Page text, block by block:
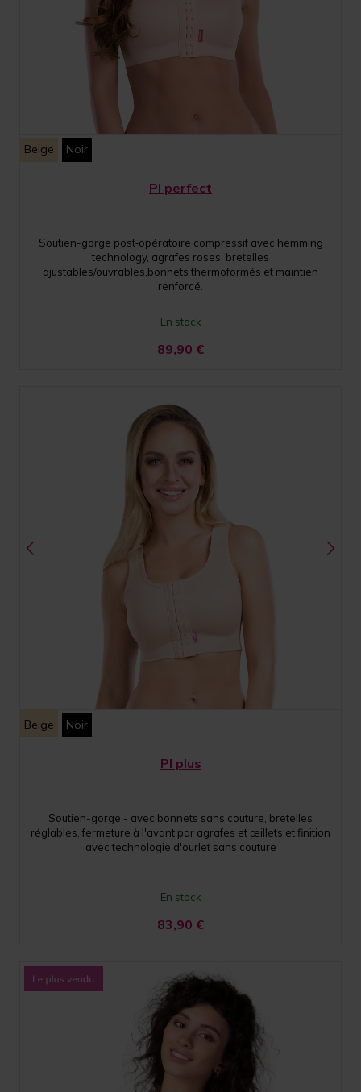
Beige Noir
PI perfect
Soutien-gorge post‑opératoire compressif avec hemming
technology, agrafes roses, bretelles
ajustables/ouvrables,bonnets thermoformés et maintien
renforcé.
En stock
89,90 €
Beige Noir
PI plus
Soutien-gorge - avec bonnets sans couture, bretelles
réglables, fermeture à l'avant par agrafes et œillets et finition
avec technologie d'ourlet sans couture
En stock
83,90 €